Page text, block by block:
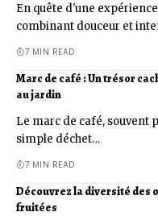
En quête d'une
combinant douceur et
7 MIN READ
Marc de café : Un trésor
au jardin
Le marc de café, souvent
simple déchet…
7 MIN READ
Découvrez la diversité des
fruitées